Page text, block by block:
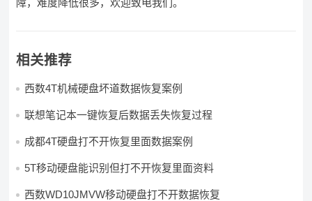
障，难度降低很多，欢迎致电我们。
相关推荐
西数4T机械硬盘坏道数据恢复案例
联想笔记本一键恢复后数据丢失恢复过程
成都4T硬盘打不开恢复里面数据案例
5T移动硬盘能识别但打不开恢复里面资料
西数WD10JMVW移动硬盘打不开数据恢复